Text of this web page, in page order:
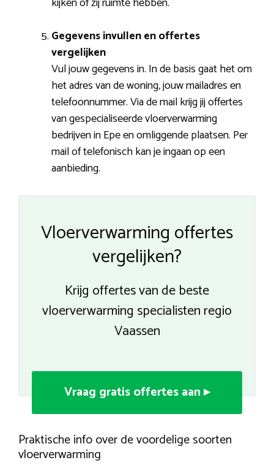
Gegevens invullen en offertes
vergelijken
Vul jouw gegevens in. In de basis gaat het om
het adres van de woning, jouw mailadres en
telefoonnummer. Via de mail krijg jij offertes
van gespecialiseerde vloerverwarming
bedrijven in Epe en omliggende plaatsen. Per
mail of telefonisch kan je ingaan op een
aanbieding.
Vloerverwarming offertes
vergelijken?
Krijg offertes van de beste
vloerverwarming specialisten regio
Vaassen
Vraag gratis offertes aan ▸
Praktische info over de voordelige soorten
vloerverwarming